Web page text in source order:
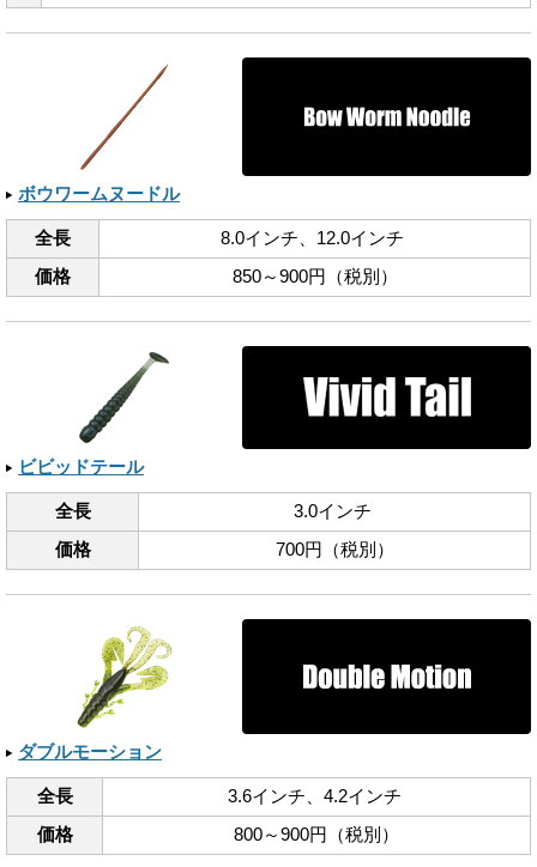
ボウワームヌードル
全長
8.0インチ、​12.0インチ
価格
850～900円（税別）
ビビッドテール
全長
3.0インチ
価格
700円（税別）
ダブルモーション
全長
3.6インチ、​4.2インチ
価格
800～900円（税別）